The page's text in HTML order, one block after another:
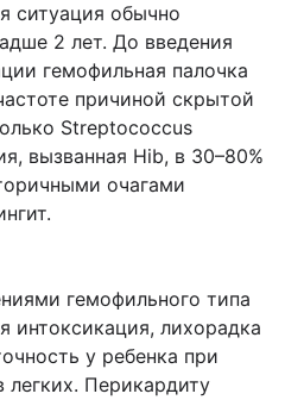
ситуация обычно
2 лет. До введения
гемофильная палочка
причиной скрытой
Streptococcus
вызванная Hib, в 30–80%
очагами
гемофильного типа
интоксикация, лихорадка
у ребенка при
легких. Перикардиту